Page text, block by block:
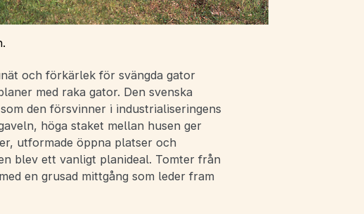
och förkärlek för svängda gator
med raka gator. Den svenska
den försvinner i industrialiseringens
höga staket mellan husen ger
utformade öppna platser och
blev ett vanligt planideal. Tomter från
en grusad mittgång som leder fram